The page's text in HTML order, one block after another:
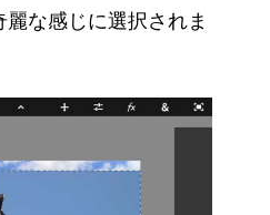
な感じに選択されま